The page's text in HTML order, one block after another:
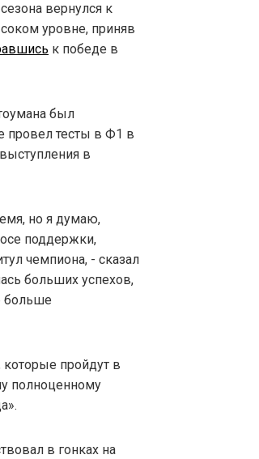
вернулся к
уровне, приняв
к победе в
был
провел тесты в Ф1 в
в
но я думаю,
поддержки,
чемпиона, - сказал
больших успехов,
больше
пройдут в
полноценному
в гонках на